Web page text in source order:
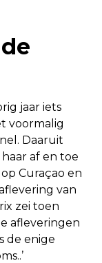
jaar iets
voormalig
Daaruit
af en toe
Curaçao en
van
zei toen
afleveringen
de enige